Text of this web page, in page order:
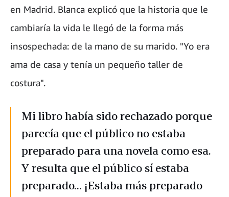
en Madrid. Blanca explicó que la historia que le
cambiaría la vida le llegó de la forma más
insospechada: de la mano de su marido. "Yo era
ama de casa y tenía un pequeño taller de
costura".
Mi libro había sido rechazado porque
parecía que el público no estaba
preparado para una novela como esa.
Y resulta que el público sí estaba
preparado... ¡Estaba más preparado